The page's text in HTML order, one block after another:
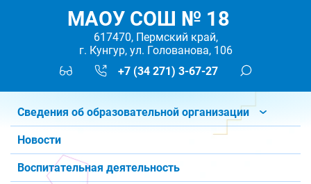
МАОУ СОШ № 18
617470, Пермский край,
г. Кунгур, ул. Голованова, 106
+7 (34 271) 3-67-27
Сведения об образовательной организации
Новости
Воспитательная деятельность